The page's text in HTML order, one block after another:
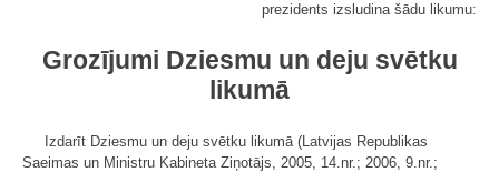
prezidents izsludina šādu likumu:
Grozījumi Dziesmu un deju svētku
likumā
Izdarīt Dziesmu un deju svētku likumā (Latvijas Republikas
Saeimas un Ministru Kabineta Ziņotājs, 2005, 14.nr.; 2006, 9.nr.;